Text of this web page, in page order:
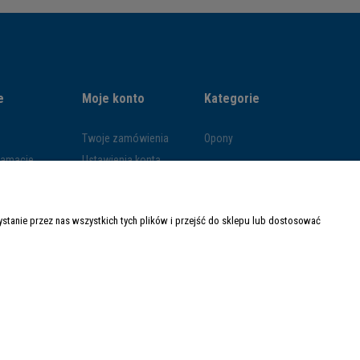
dostawy
Moje konto
Twoje zamówienia
Ustawienia konta
Kategorie
Opony
przez nas wszystkich tych plików i przejść do sklepu lub dostosować